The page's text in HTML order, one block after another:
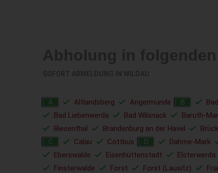
A Altlandsberg Angermünde B
Bad Liebenwerda
Bad Wilsnack Baruth-
Biesenthal
Brandenburg an der Havel Brück
C Calau Cottbus D Dahme-Mark
Eberswalde Eisenhüttenstadt Elsterwerda
Finsterwalde
Forst Forst (Lausitz)